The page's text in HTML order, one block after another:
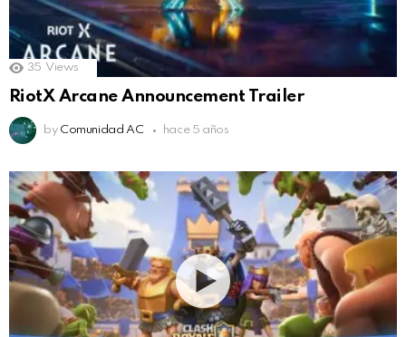
35 Views
RiotX Arcane Announcement Trailer
by Comunidad AC hace 5 años